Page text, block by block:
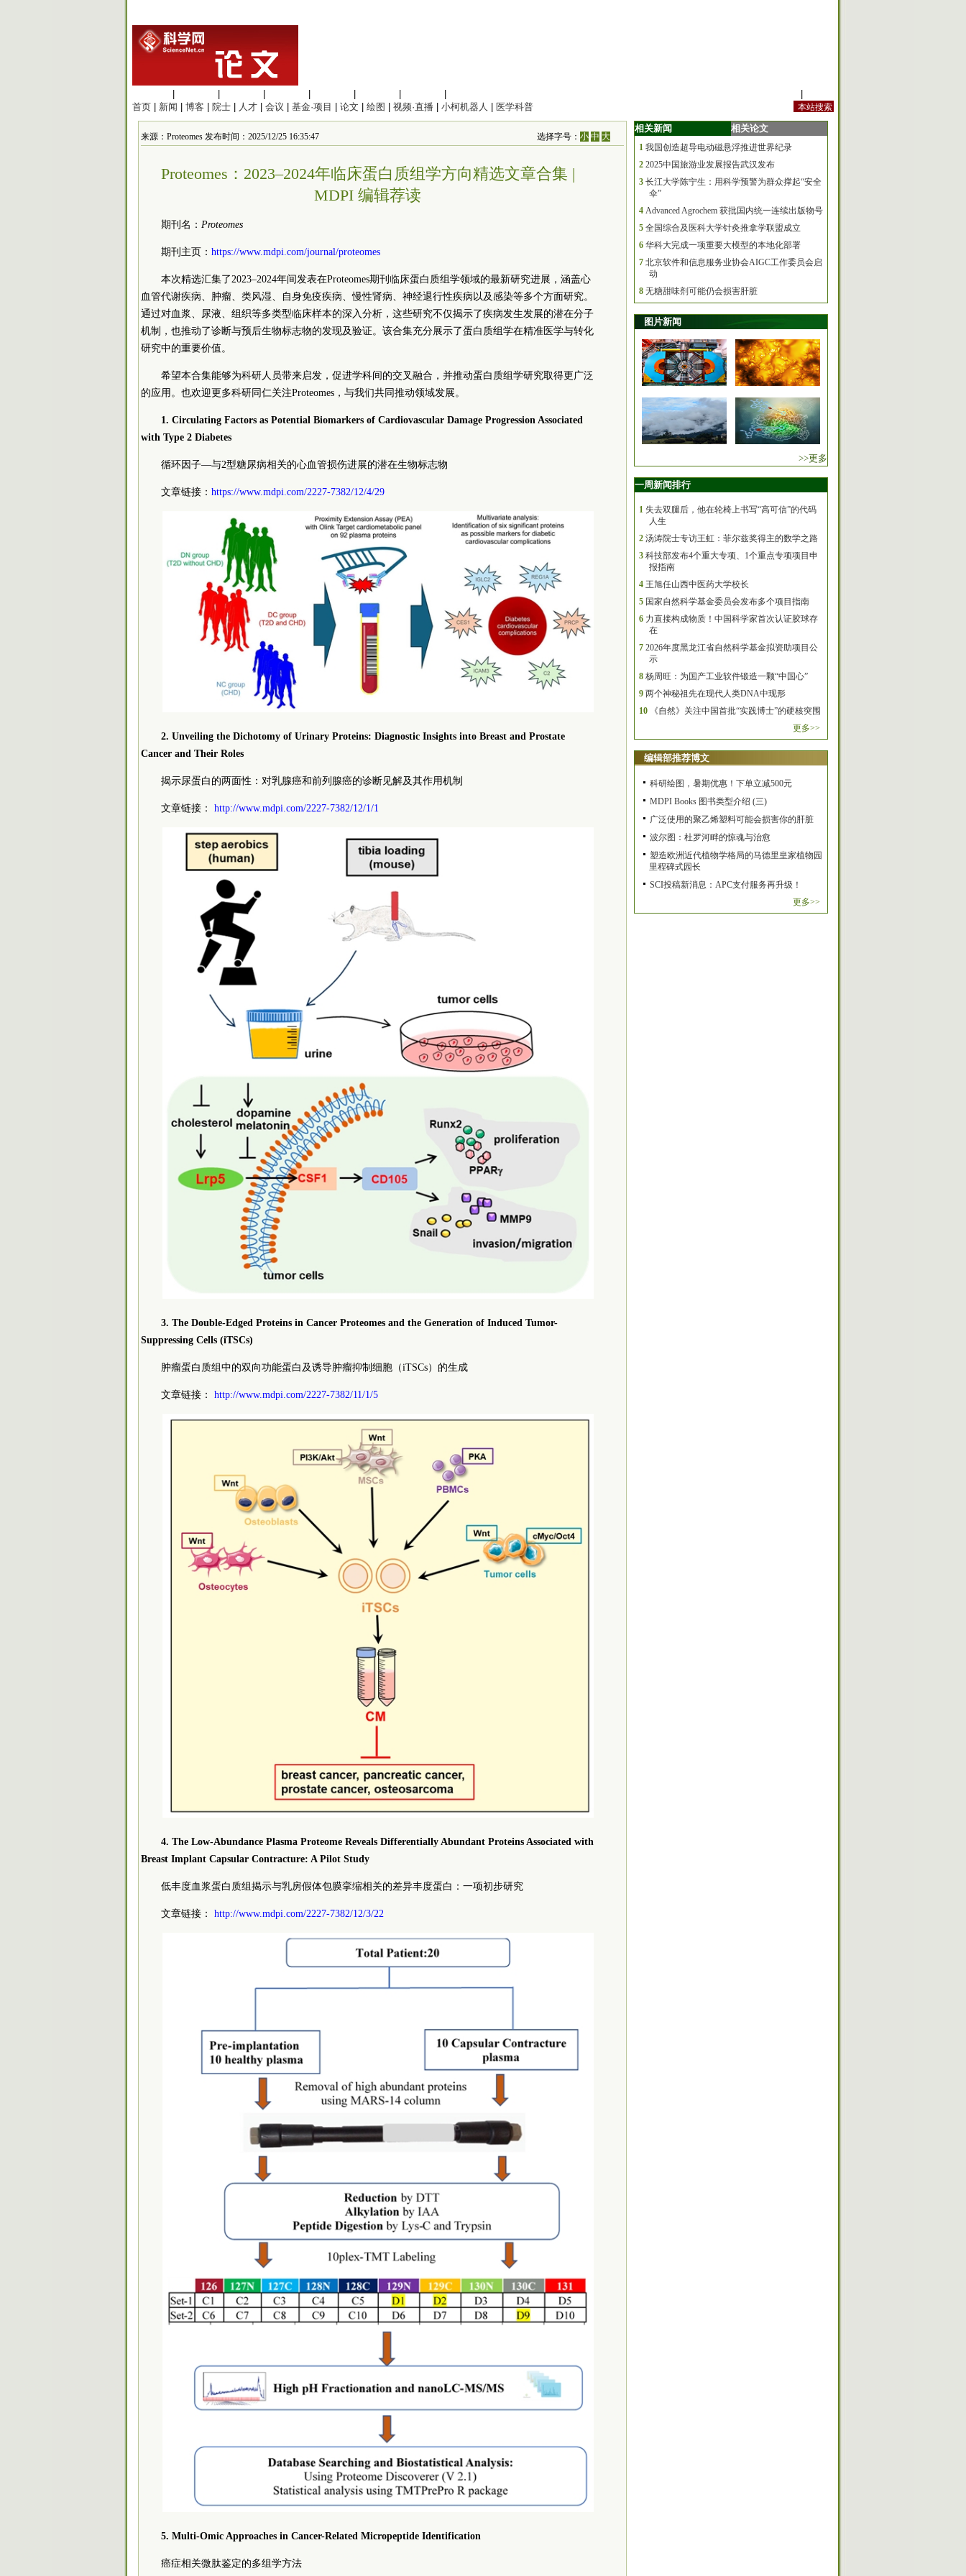
首页
新闻 博客 院士 人才 会议 基金·项目 论文 绘图 视频·直播 小柯机器人 医学科普
来源：Proteomes 发布时间：2025/12/25 16:35:47 选择字号：小 中 大
Proteomes：2023–2024年临床蛋白质组学方向精选文章合集 |
MDPI 编辑荐读
期刊名： Proteomes
期刊主页： https://www.mdpi.com/journal/proteomes
本次精选汇集了2023–2024年间发表在Proteomes期刊临床蛋白质组学领域的最新研究进展，涵盖心
血管代谢疾病、肿瘤、类风湿、自身免疫疾病、慢性肾病、神经退行性疾病以及感染等多个方面研究。
通过对血浆、尿液、组织等多类型临床样本的深入分析，这些研究不仅揭示了疾病发生发展的潜在分子
机制，也推动了诊断与预后生物标志物的发现及验证。该合集充分展示了蛋白质组学在精准医学与转化
研究中的重要价值。
希望本合集能够为科研人员带来启发，促进学科间的交叉融合，并推动蛋白质组学研究取得更广泛
的应用。也欢迎更多科研同仁关注Proteomes，与我们共同推动领域发展。
1. Circulating Factors as Potential Biomarkers of Cardiovascular Damage Progression Associated
with Type 2 Diabetes
循环因子—与2型糖尿病相关的心血管损伤进展的潜在生物标志物
文章链接： https://www.mdpi.com/2227-7382/12/4/29
2. Unveiling the Dichotomy of Urinary Proteins: Diagnostic Insights into Breast and Prostate
Cancer and Their Roles
揭示尿蛋白的两面性：对乳腺癌和前列腺癌的诊断见解及其作用机制
文章链接： http://www.mdpi.com/2227-7382/12/1/1
3. The Double-Edged Proteins in Cancer Proteomes and the Generation of Induced Tumor-
Suppressing Cells (iTSCs)
肿瘤蛋白质组中的双向功能蛋白及诱导肿瘤抑制细胞（iTSCs）的生成
文章链接： http://www.mdpi.com/2227-7382/11/1/5
4. The Low-Abundance Plasma Proteome Reveals Differentially Abundant Proteins Associated with
Breast Implant Capsular Contracture: A Pilot Study
低丰度血浆蛋白质组揭示与乳房假体包膜挛缩相关的差异丰度蛋白：一项初步研究
文章链接： http://www.mdpi.com/2227-7382/12/3/22
5. Multi-Omic Approaches in Cancer-Related Micropeptide Identification
癌症相关微肽鉴定的多组学方法
相关新闻 相关论文
1 我国创造超导电动磁悬浮推进世界纪录
2 2025中国旅游业发展报告武汉发布
3 长江大学陈宁生：用科学预警为群众撑起“安全
伞”
4 Advanced Agrochem 获批国内统一连续出版物号
5 全国综合及医科大学针灸推拿学联盟成立
6 华科大完成一项重要大模型的本地化部署
7 北京软件和信息服务业协会AIGC工作委员会启
动
8 无糖甜味剂可能仍会损害肝脏
图片新闻
>>更多
一周新闻排行
1 失去双腿后，他在轮椅上书写“高可信”的代码
人生
2 汤涛院士专访王虹：菲尔兹奖得主的数学之路
3 科技部发布4个重大专项、1个重点专项项目申
报指南
4 王旭任山西中医药大学校长
5 国家自然科学基金委员会发布多个项目指南
6 力直接构成物质！中国科学家首次认证胶球存
在
7 2026年度黑龙江省自然科学基金拟资助项目公
示
8 杨周旺：为国产工业软件锻造一颗“中国心”
9 两个神秘祖先在现代人类DNA中现形
10
《自然》关注中国首批“实践博士”的硬核突围
更多>>
编辑部推荐博文
科研绘图，暑期优惠！下单立减500元
MDPI Books 图书类型介绍 (三)
广泛使用的聚乙烯塑料可能会损害你的肝脏
波尔图：杜罗河畔的惊魂与治愈
塑造欧洲近代植物学格局的马德里皇家植物园
里程碑式园长
SCI投稿新消息：APC支付服务再升级！
更多>>